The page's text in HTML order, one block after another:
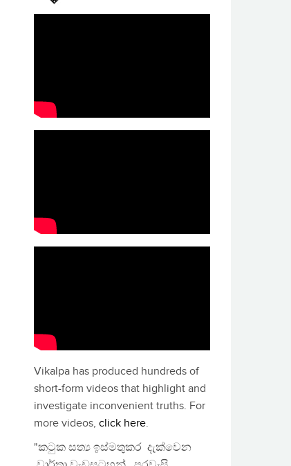
Vikalpa has produced hundreds of
short-form videos that highlight and
investigate inconvenient truths. For
more videos, click here.
"කටුක සත්‍ය ඉස්මතුකර දැක්වෙන